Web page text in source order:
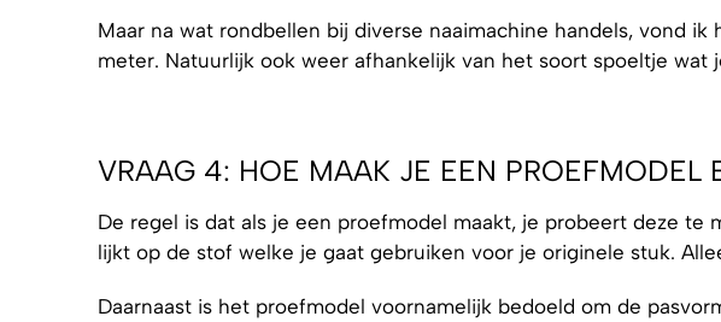
Maar na wat rondbellen bij diverse naaimachine handels, vond
meter. Natuurlijk ook weer afhankelijk van het soort spoeltje wat
VRAAG 4: HOE MAAK JE EEN PROEFMODEL
De regel is dat als je een proefmodel maakt, je probeert deze te
lijkt op de stof welke je gaat gebruiken voor je originele stuk.
Daarnaast is het proefmodel voornamelijk bedoeld om de